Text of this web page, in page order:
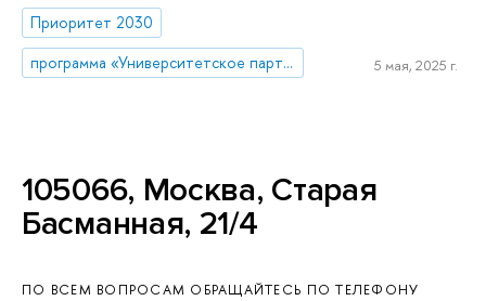
Приоритет 2030
программа «Университетское партнерство»
5 мая, 2025 г.
105066, Москва, Старая
Басманная, 21/4
ПО ВСЕМ ВОПРОСАМ ОБРАЩАЙТЕСЬ ПО ТЕЛЕФОНУ